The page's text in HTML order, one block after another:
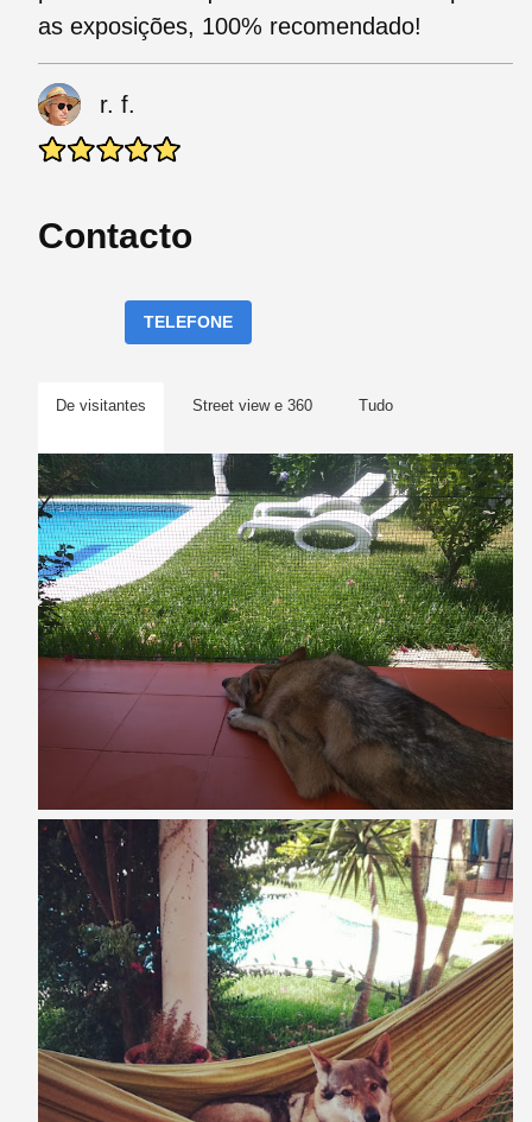
as exposições, 100% recomendado!
r. f.
Contacto
TELEFONE
De visitantes Street view e 360 Tudo